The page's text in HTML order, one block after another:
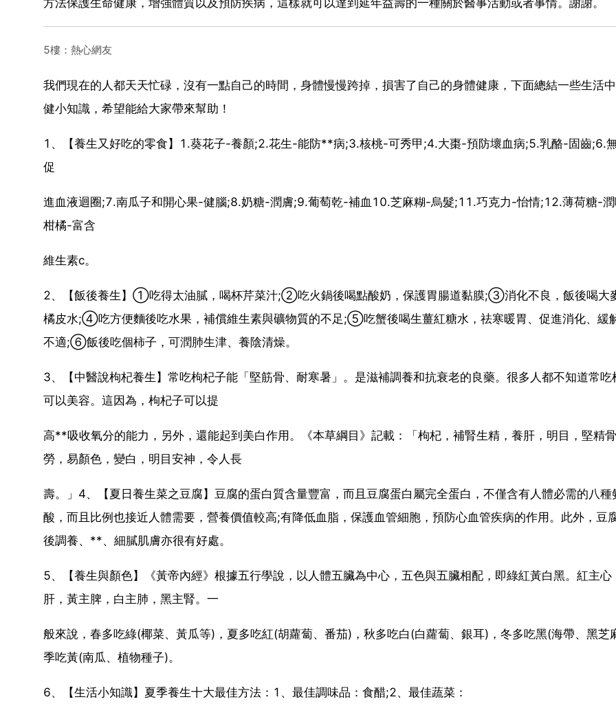
5樓：熱心網友
我們現在的人都天天忙碌，沒有一點自己的時間，身體慢慢跨掉，損害了自己的身體健康，下面總結一些生活
健小知識，希望能給大家帶來幫助！
1、【養生又好吃的零食】1.葵花子-養顏;2.花生-能防**病;3.核桃-可秀甲;4.大棗-預防壞血病;5.乳酪-固齒;6.
促
進血液迴圈;7.南瓜子和開心果-健腦;8.奶糖-潤膚;9.葡萄乾-補血10.芝麻糊-烏髮;11.巧克力-怡情;12.薄荷糖-
柑橘-富含
維生素c。
2、【飯後養生】①吃得太油膩，喝杯芹菜汁;②吃火鍋後喝點酸奶，保護胃腸道黏膜;③消化不良，飯後喝大
橘皮水;④吃方便麵後吃水果，補償維生素與礦物質的不足;⑤吃蟹後喝生薑紅糖水，祛寒暖胃、促進消化、緩
不適;⑥飯後吃個柿子，可潤肺生津、養陰清燥。
3、【中醫說枸杞養生】常吃枸杞子能「堅筋骨、耐寒暑」。是滋補調養和抗衰老的良藥。很多人都不知道常吃
可以美容。這因為，枸杞子可以提
高**吸收氧分的能力，另外，還能起到美白作用。《本草綱目》記載：「枸杞，補腎生精，養肝，明目，堅精
勞，易顏色，變白，明目安神，令人長
壽。」4、【夏日養生菜之豆腐】豆腐的蛋白質含量豐富，而且豆腐蛋白屬完全蛋白，不僅含有人體必需的八種
酸，而且比例也接近人體需要，營養價值較高;有降低血脂，保護血管細胞，預防心血管疾病的作用。此外，豆
後調養、**、細膩肌膚亦很有好處。
5、【養生與顏色】《黃帝內經》根據五行學說，以人體五臟為中心，五色與五臟相配，即綠紅黃白黑。紅主心
肝，黃主脾，白主肺，黑主腎。一
般來說，春多吃綠(椰菜、黃瓜等)，夏多吃紅(胡蘿蔔、番茄)，秋多吃白(白蘿蔔、銀耳)，冬多吃黑(海帶、黑芝
季吃黃(南瓜、植物種子)。
6、【生活小知識】夏季養生十大最佳方法：1、最佳調味品：食醋;2、最佳蔬菜：